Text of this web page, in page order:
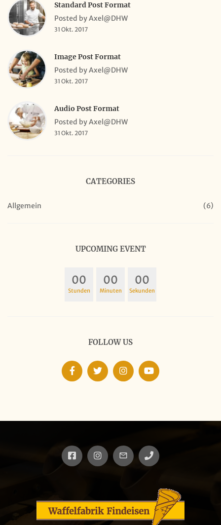
Standard Post Format
Posted by Axel@DHW
31 Okt. 2017
Image Post Format
Posted by Axel@DHW
31 Okt. 2017
Audio Post Format
Posted by Axel@DHW
31 Okt. 2017
CATEGORIES
Allgemein (6)
UPCOMING EVENT
00
Stunden
00
Minuten
00
Sekunden
FOLLOW US